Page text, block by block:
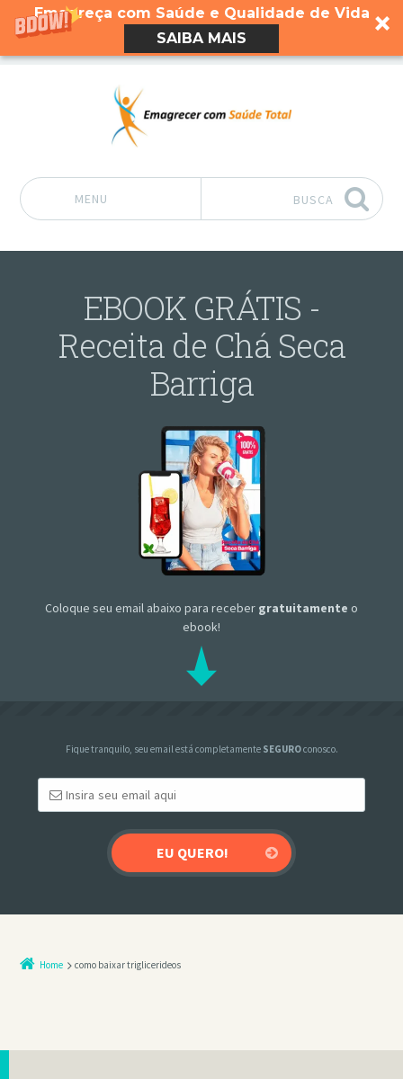
Emagreça com Saúde e Qualidade de Vida
SAIBA MAIS
MENU BUSCA
EBOOK GRÁTIS -
Receita de Chá Seca
Barriga
Coloque seu email abaixo para receber gratuitamente o
ebook!
Fique tranquilo, seu email está completamente SEGUROconosco.
Home como baixar triglicerideos